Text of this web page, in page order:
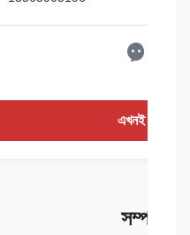
এখনই
সম্পর্কিত